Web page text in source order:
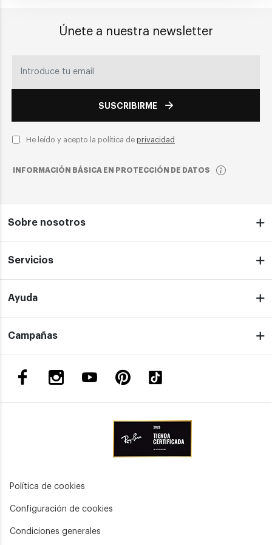
Únete a nuestra newsletter
SUSCRIBIRME
He leído y acepto la política de privacidad
INFORMACIÓN BÁSICA EN PROTECCIÓN DE DATOS
Sobre nosotros
Servicios
Ayuda
Campañas
Política de cookies
Configuración de cookies
Condiciones generales